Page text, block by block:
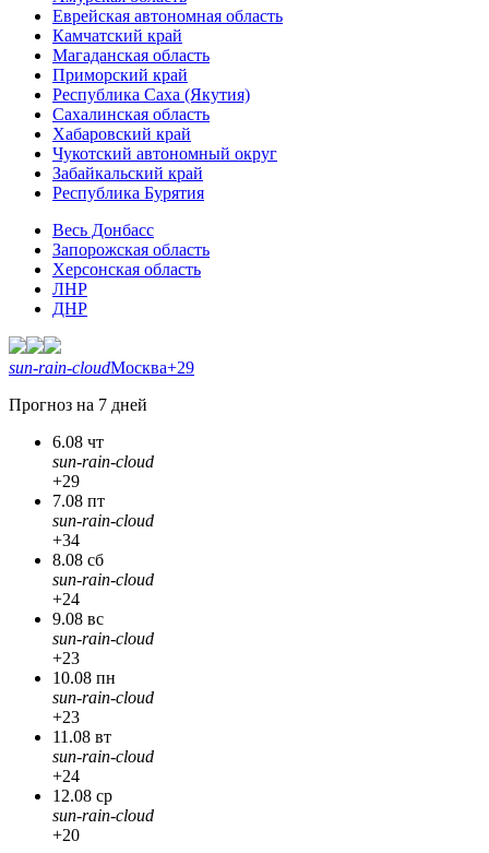
Еврейская автономная область
Камчатский край
Магаданская область
Приморский край
Республика Саха (Якутия)
Сахалинская область
Хабаровский край
Чукотский автономный округ
Забайкальский край
Республика Бурятия
Весь Донбасс
Запорожская область
Херсонская область
ЛНР
ДНР
sun-rain-cloudМосква+29
Прогноз на 7 дней
6.08 чт
sun-rain-cloud
+29
7.08 пт
sun-rain-cloud
+34
8.08 сб
sun-rain-cloud
+24
9.08 вс
sun-rain-cloud
+23
10.08 пн
sun-rain-cloud
+23
11.08 вт
sun-rain-cloud
+24
12.08 ср
sun-rain-cloud
+20